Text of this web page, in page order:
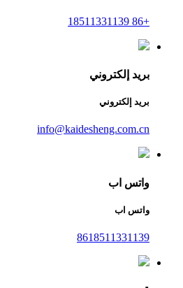
+86 18511331139
بريد إلكتروني
بريد إلكتروني
info@kaidesheng.com.cn
واتس اب
واتس اب
8618511331139